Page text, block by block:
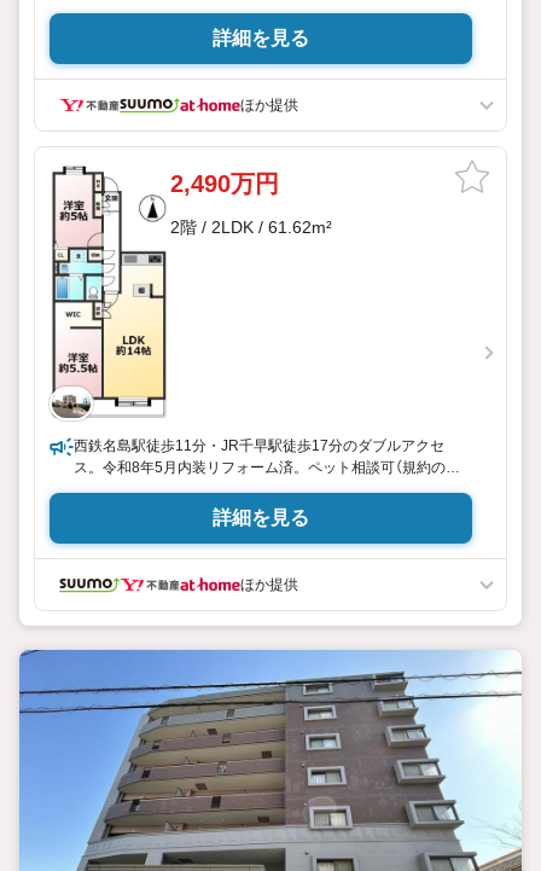
地域密着型の不動産会社として、
東区・博多区・中央区・糟屋郡・古賀市・福津市の物件情報
を多数取り扱っております。
福岡県内に3店舗ございますので、その他エリアの物件紹介
ももちろん可能でございます。
スタッフにお家のことは何でもお聞き下さい。
ご検討のお客様へ
現地のご案内可能でございます。
営業時間 午前10時00分午後6時30分 （定休日:火曜日、水曜
日）
この時間帯はお電話でのお問い合わせがスムーズにご案内で
きます。
上記スケジュール以外でもご案内可能でございます。
無料駐車スペースやキッズスペースもありますのでお子様も
一緒にご来店ください！
まずはお気軽にお問い合わせください
詳細を見る
ほか提供
2,490万円
2階 / 2LDK / 61.62m²
西鉄名島駅徒歩11分・JR千早駅徒歩17分のダブルアクセ
ス。令和8年5月内装リフォーム済。ペット相談可（規約の範
囲内）。南向きバルコニーで陽当り良好。周辺に買い物施設充
詳細を見る
ほか提供